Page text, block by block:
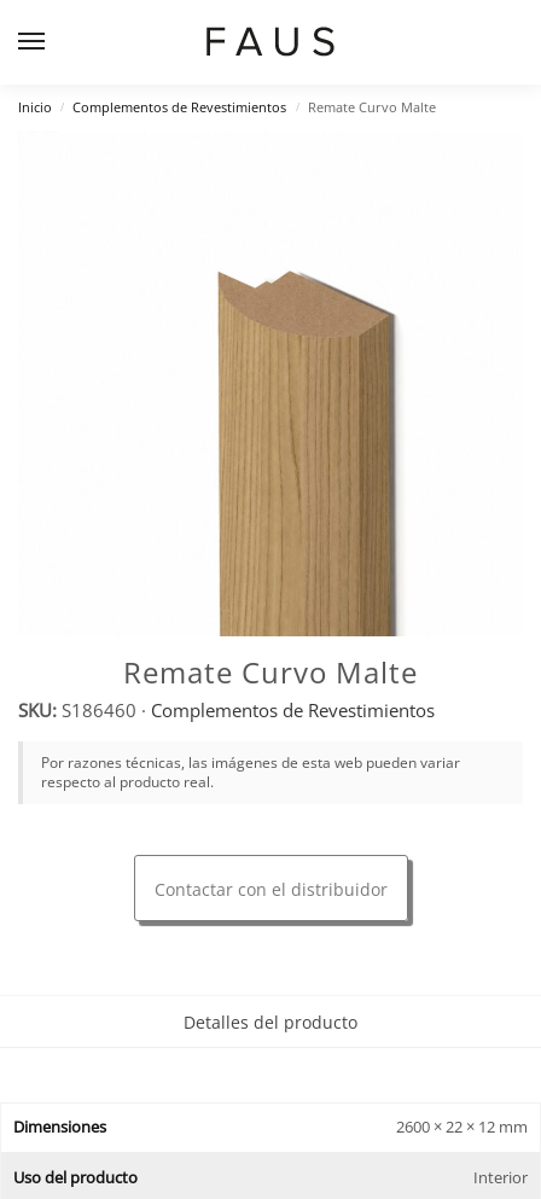
Inicio / Complementos de Revestimientos / Remate Curvo Malte
Remate Curvo Malte
SKU: S186460 · Complementos de Revestimientos
Por razones técnicas, las imágenes de esta web pueden variar
respecto al producto real.
Contactar con el distribuidor
Detalles del producto
Dimensiones 2600 × 22 × 12 mm
Uso del producto Interior